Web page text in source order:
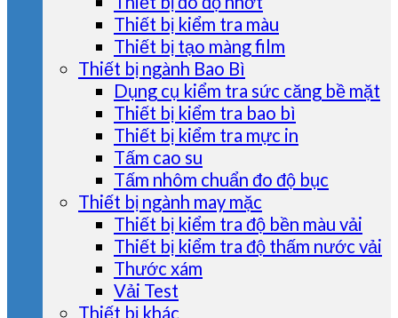
Thiết bị kiểm tra màu
Thiết bị tạo màng film
Thiết bị ngành Bao Bì
Dụng cụ kiểm tra sức căng bề mặt
Thiết bị kiểm tra bao bì
Thiết bị kiểm tra mực in
Tấm cao su
Tấm nhôm chuẩn đo độ bục
Thiết bị ngành may mặc
Thiết bị kiểm tra độ bền màu vải
Thiết bị kiểm tra độ thấm nước vải
Thước xám
Vải Test
Thiết bị khác